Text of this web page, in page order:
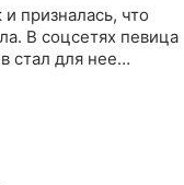
призналась, что
В соцсетях певица
стал для нее